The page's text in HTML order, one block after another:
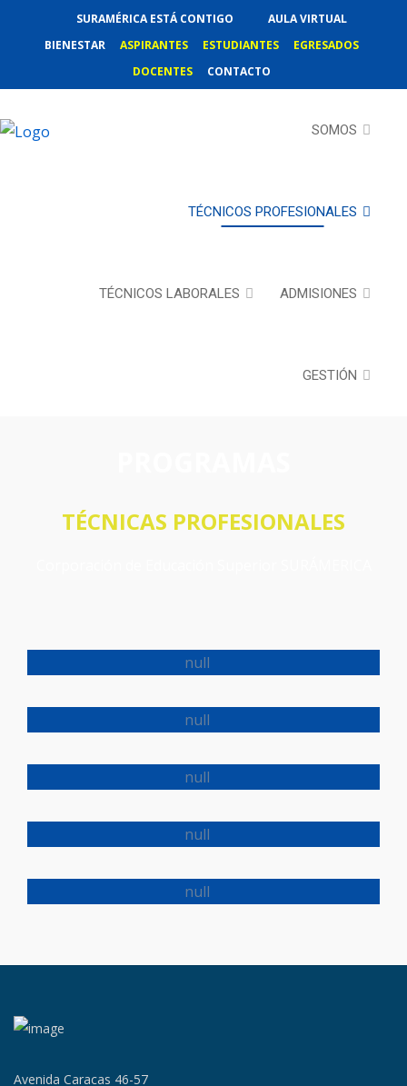
SURAMÉRICA ESTÁ CONTIGO
AULA VIRTUAL
BIENESTAR
ASPIRANTES ESTUDIANTES
EGRESADOS
DOCENTES
CONTACTO
SOMOS
TÉCNICOS PROFESIONALES
TÉCNICOS LABORALES ADMISIONES
GESTIÓN
TÉCNICAS PROFESIONALES
PROCESOS DE PRODUCCIÓN DE PETRÓLEO
Y GAS
INSTRUMENTACION INDUSTRIAL
MANTENIMIENTO ELECTROMECANICO
PROCESOS DE HIGIENE Y SEGURIDAD EN EL
TRABAJO
ELECTRICA
Avenida Caracas 46-57